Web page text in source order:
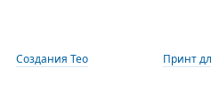
Создания Тео Принт